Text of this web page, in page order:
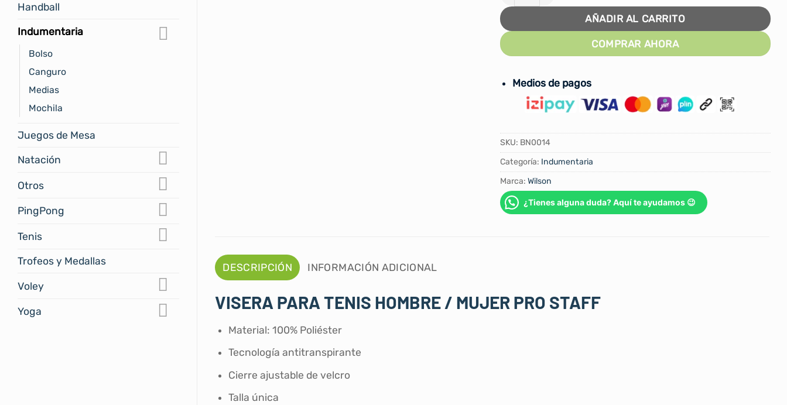
Handball
Indumentaria
Bolso
Canguro
Medias
Mochila
Juegos de Mesa
Natación
Otros
PingPong
Tenis
Trofeos y Medallas
Voley
Yoga
AÑADIR AL CARRITO
COMPRAR AHORA
Medios de pagos
SKU: BN0014
Categoría: Indumentaria
Marca: Wilson
¿Tienes alguna duda? Aquí te ayudamos 😉
DESCRIPCIÓN INFORMACIÓN ADICIONAL
VISERA PARA TENIS HOMBRE / MUJER PRO STAFF
Material: 100% Poliéster
Tecnología antitranspirante
Cierre ajustable de velcro
Talla única